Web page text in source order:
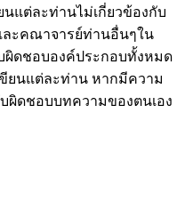
แต่ละท่านไม่เกี่ยวข้องกับ
ะคณาจารย์ท่านอื่นๆใน
ผิดชอบองค์ประกอบทั้งหมด
ยนแต่ละท่าน หากมีความ
ผิดชอบบทความของตนเอง